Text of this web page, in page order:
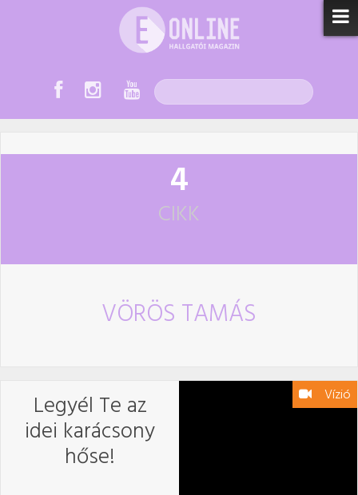
4
CIKK
VÖRÖS TAMÁS
Vízió
Legyél Te az
idei karácsony
hőse!